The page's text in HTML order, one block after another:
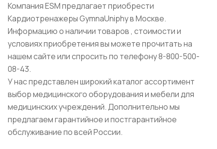
Компания ESM предлагает приобрести
Кардиотренажеры GymnaUniphy в Москве.
Информацию о наличии товаров , стоимости и
условиях приобретения вы можете прочитать на
нашем сайте или спросить по телефону 8-800-500-
08-43.
У нас представлен широкий каталог ассортимент
выбор медицинского оборудования и мебели для
медицинских учреждений. Дополнительно мы
предлагаем гарантийное и постгарантийное
обслуживание по всей России.